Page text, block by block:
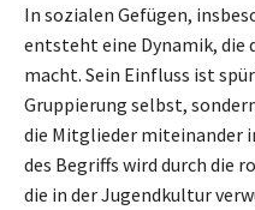
In sozialen Gefügen,
entsteht eine Dynamik, die
macht. Sein Einfluss ist
Gruppierung selbst,
die Mitglieder miteinander
des Begriffs wird durch die
die in der Jugendkultur